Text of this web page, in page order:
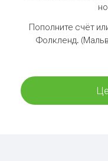
Пополните счёт
Фолкленд.